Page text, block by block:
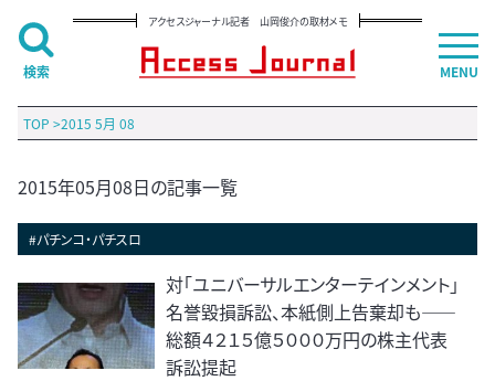
アクセスジャーナル記者 山岡俊介の取材メモ
TOP >2015 5月 08
2015年05月08日の記事一覧
#パチンコ・パチスロ
対「ユニバーサルエンターテインメント」
名誉毀損訴訟、本紙側上告棄却も――
総額４２１５億５０００万円の株主代表
訴訟提起
MENU
検索